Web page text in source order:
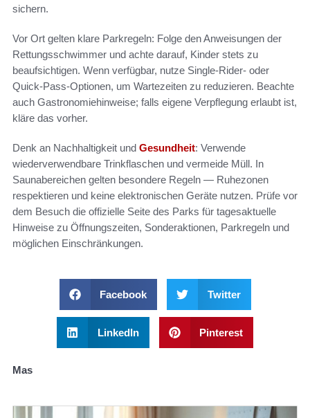
sichern.
Vor Ort gelten klare Parkregeln: Folge den Anweisungen der
Rettungsschwimmer und achte darauf, Kinder stets zu
beaufsichtigen. Wenn verfügbar, nutze Single‑Rider‑ oder
Quick‑Pass‑Optionen, um Wartezeiten zu reduzieren. Beachte
auch Gastronomiehinweise; falls eigene Verpflegung erlaubt ist,
kläre das vorher.
Denk an Nachhaltigkeit und Gesundheit: Verwende
wiederverwendbare Trinkflaschen und vermeide Müll. In
Saunabereichen gelten besondere Regeln — Ruhezonen
respektieren und keine elektronischen Geräte nutzen. Prüfe vor
dem Besuch die offizielle Seite des Parks für tagesaktuelle
Hinweise zu Öffnungszeiten, Sonderaktionen, Parkregeln und
möglichen Einschränkungen.
Facebook Twitter
LinkedIn Pinterest
Mas